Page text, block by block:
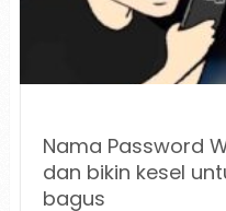
Nama Password
dan bikin kesel
bagus